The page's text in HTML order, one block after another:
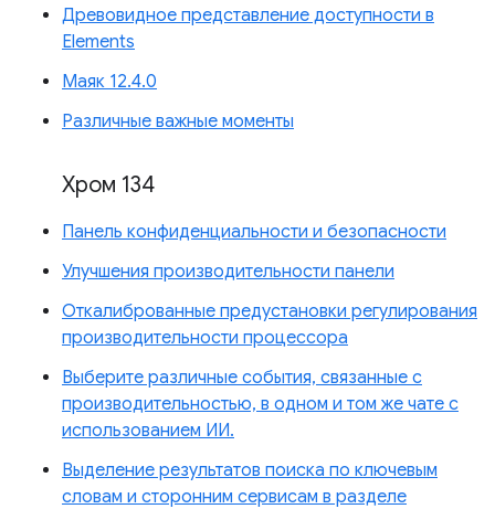
Древовидное представление доступности в
Elements
Маяк 12.4.0
Различные важные моменты
Хром 134
Панель конфиденциальности и безопасности
Улучшения производительности панели
Откалиброванные предустановки регулирования
производительности процессора
Выберите различные события, связанные с
производительностью, в одном и том же чате с
использованием ИИ.
Выделение результатов поиска по ключевым
словам и сторонним сервисам в разделе